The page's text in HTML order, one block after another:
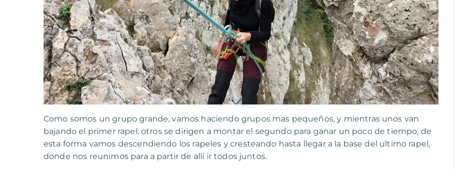
Como somos un grupo grande, vamos haciendo grupos mas pequeños, y mientras unos van
bajando el primer rapel, otros se dirigen a montar el segundo para ganar un poco de tiempo, de
esta forma vamos descendiendo los rapeles y cresteando hasta llegar a la base del ultimo rapel,
donde nos reunimos para a partir de allí ir todos juntos.